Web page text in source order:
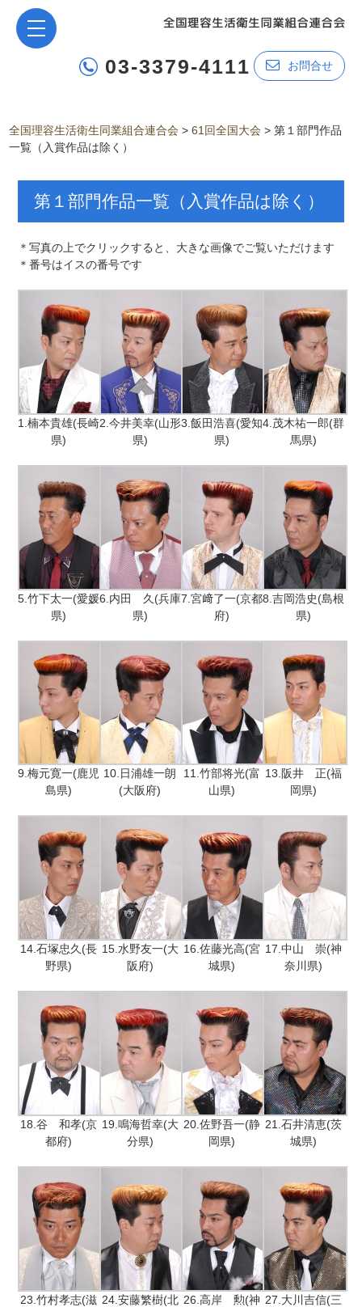
03-3379-4111 お問合せ
全国理容生活衛生同業組合連合会 >61回全国大会 >第１部門作品
一覧（入賞作品は除く）
第１部門作品一覧（入賞作品は除く）
＊写真の上でクリックすると、大きな画像でご覧いただけます
＊番号はイスの番号です
1.楠本貴雄(長崎
県)
2.今井美幸(山形
県)
3.飯田浩喜(愛知
県)
4.茂木祐一郎(群
馬県)
5.竹下太一(愛媛
県)
6.内田 久(兵庫
県)
7.宮﨑了一(京都
府)
8.吉岡浩史(島根
県)
9.梅元寛一(鹿児
島県)
10.日浦雄一朗
(大阪府)
11.竹部将光(富
山県)
13.阪井 正(福
岡県)
14.石塚忠久(長
野県)
15.水野友一(大
阪府)
16.佐藤光高(宮
城県)
17.中山 崇(神
奈川県)
18.谷 和孝(京
都府)
19.鳴海哲幸(大
分県)
20.佐野吾一(静
岡県)
21.石井清恵(茨
城県)
23.竹村孝志(滋 24.安藤繁樹(北 26.高岸 勲(神 27.大川吉信(三